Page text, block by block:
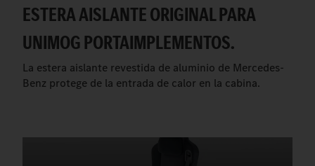
ESTERA AISLANTE ORIGINAL PARA
UNIMOG PORTAIMPLEMENTOS.
La estera aislante revestida de aluminio de Mercedes-
Benz protege de la entrada de calor en la cabina.